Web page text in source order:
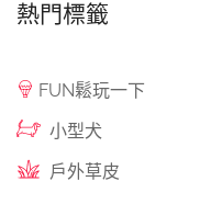
熱門標籤
FUN鬆玩一下
小型犬
戶外草皮